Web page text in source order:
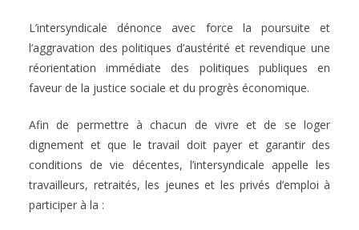
L’intersyndicale dénonce avec force la poursuite et
l’aggravation des politiques d’austérité et revendique une
réorientation immédiate des politiques publiques en
faveur de la justice sociale et du progrès économique.
Afin de permettre à chacun de vivre et de se loger
dignement et que le travail doit payer et garantir des
conditions de vie décentes, l’intersyndicale appelle les
travailleurs, retraités, les jeunes et les privés d’emploi à
participer à la :